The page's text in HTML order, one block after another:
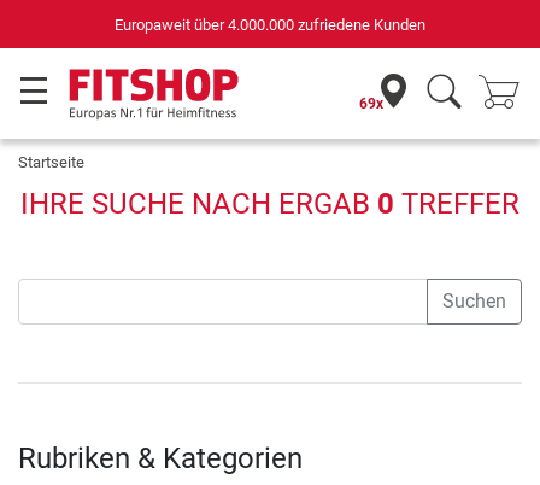
Europaweit über 4.000.000 zufriedene Kunden
69x
Startseite
IHRE SUCHE NACH ERGAB 0 TREFFER
Suchen
Rubriken & Kategorien